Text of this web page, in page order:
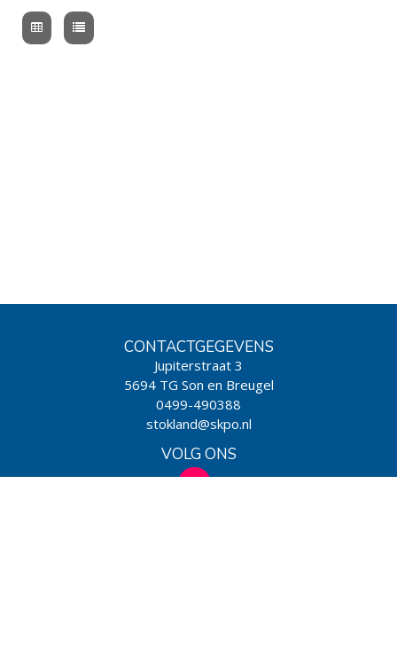
CONTACTGEGEVENS
Jupiterstraat 3
5694 TG Son en Breugel
0499-490388
stokland@skpo.nl
VOLG ONS